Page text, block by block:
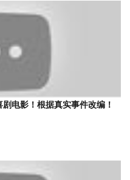
电影！根据真实事件改编！